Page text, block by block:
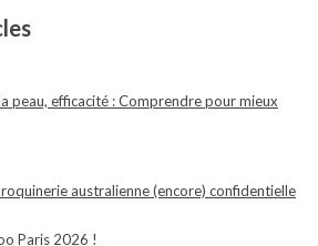
peau, efficacité : Comprendre pour mieux
australienne (encore) confidentielle
Paris 2026 !